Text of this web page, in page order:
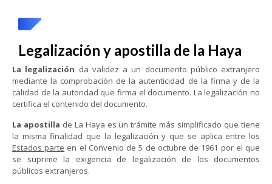
Legalización y apostilla de la Haya
La legalización da validez a un documento público extranjero
mediante la comprobación de la autenticidad de la firma y de la
calidad de la autoridad que firma el documento. La legalización no
certifica el contenido del documento.
La apostilla de La Haya es un trámite más simplificado que tiene
la misma finalidad que la legalización y que se aplica entre los
Estados parte en el Convenio de 5 de octubre de 1961 por el que
se suprime la exigencia de legalización de los documentos
públicos extranjeros.